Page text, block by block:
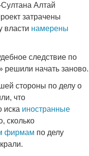
Алтай
затрачены
власти намерены
следствие по
решили начать заново.
стороны по делу о
что
иска иностранные
сколько
фирмам по делу